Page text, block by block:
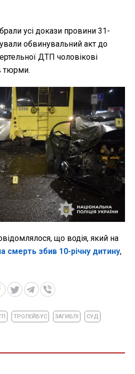
усі докази провини 31-
обвинувальний акт до
ДТП чоловікові
тюрми.
що водія, який на
смерть збив 10-річну дитину,
ТРОЛЕЙБУС ЗАГИБЛІ СУД